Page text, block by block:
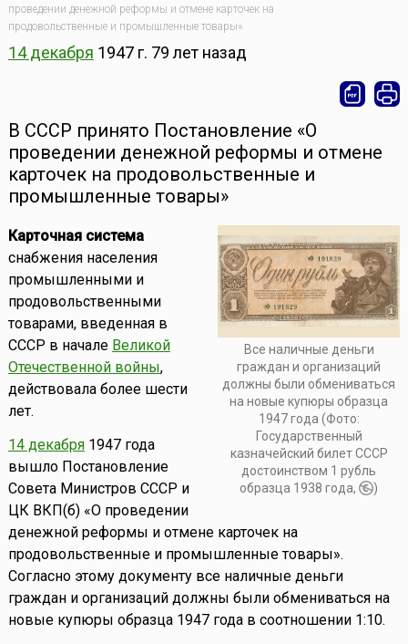
проведении денежной реформы и отмене карточек на
продовольственные и промышленные товары»
14 декабря 1947 г. 79 лет назад
В СССР принято Постановление «О
проведении денежной реформы и отмене
карточек на продовольственные и
промышленные товары»
Все наличные деньги
граждан и организаций
должны были обмениваться
на новые купюры образца
1947 года (Фото:
Государственный
казначейский билет СССР
достоинством 1 рубль
образца 1938 года,
)
Карточная система
снабжения населения
промышленными и
продовольственными
товарами, введенная в
СССР в начале Великой
Отечественной войны,
действовала более шести
лет.
14 декабря1947 года
вышло Постановление
Совета Министров СССР и
ЦК ВКП(б) «О проведении
денежной реформы и отмене карточек на
продовольственные и промышленные товары».
Согласно этому документу все наличные деньги
граждан и организаций должны были обмениваться на
новые купюры образца 1947 года в соотношении 1:10.